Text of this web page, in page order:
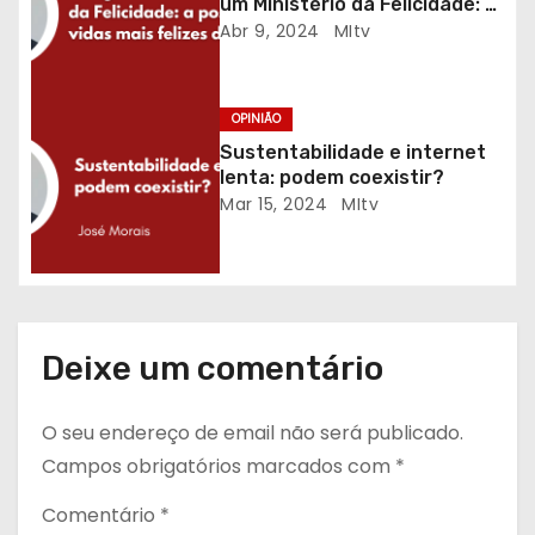
g
s
possibilidade de viver vidas
Abr 9, 2024 MItv
OPINIÃO
Sustentabilidade e internet
lenta: podem coexistir?
Mar 15, 2024 MItv
Deixe um comentário
O seu endereço de email não será publicado.
Campos obrigatórios marcados com *
Comentário *